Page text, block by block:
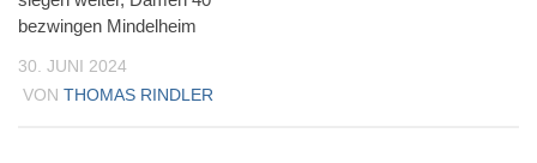
bezwingen Mindelheim
30. JUNI 2024
VON THOMAS RINDLER